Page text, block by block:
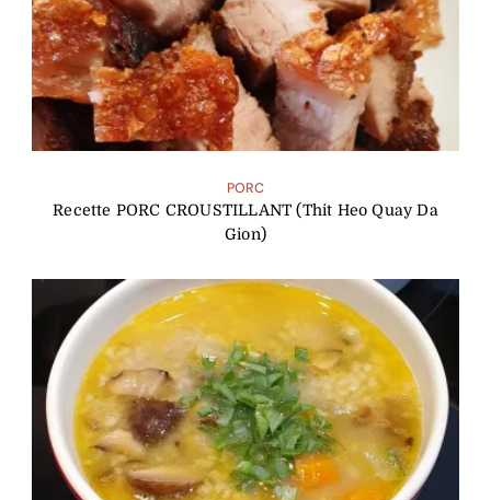
PORC
Recette PORC CROUSTILLANT (Thit Heo Quay Da
Gion)